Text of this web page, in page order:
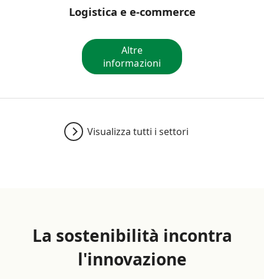
Logistica e e-commerce
Altre
informazioni
Visualizza tutti i settori
La sostenibilità incontra
l'innovazione